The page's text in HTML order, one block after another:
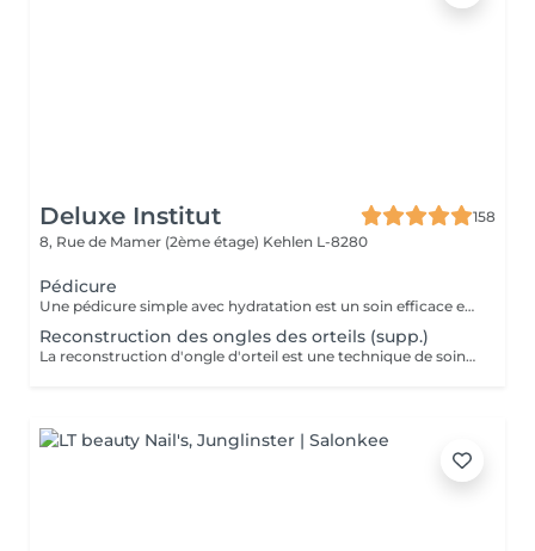
Deluxe Institut
158
8, Rue de Mamer (2ème étage) Kehlen L-8280
Pédicure
Une pédicure simple avec hydratation est un soin efficace et rapide pour garder vos pieds en bonne santé et hydratés, tout en améliorant leur apparence. Ce soin est parfait pour ceux qui souhaitent entretenir leurs pieds sans avoir besoin d'un bain de pieds. Étapes de la Pédicure Complète "Brésilienne" avec Bains de Pieds : Bain de pieds chaud relaxant, les ongles sont soigneusement coupés, limés et nettoyés. Un polissage peut être effectué pour donner un aspect naturel et brillant à l'ongle. Eliminer les cellules mortes qui s'accumulent à la surface de la peau, ainsi que l'excès de peau qui peut apparaître à certains endroits (comme les cuticules des ongles, les talons ou les coudes). Une crème hydratante riche est appliquée sur l'ensemble des pieds pour nourrir et adoucir la peau. L'hydratation permet de prévenir les zones sèches et de garder les pieds doux et soyeux. Vernis simple ou pose semi-permanent (facultatif) pour tout les soins pedicure.
Reconstruction des ongles des orteils (supp.)
La reconstruction d'ongle d'orteil est une technique de soins esthétiques qui permet de réparer ou de reconstruire un ongle abîmé ou cassé. Grâce à des matériaux spécifiques, ce soin redonne forme à l'ongle et améliore l'apparence des pieds.